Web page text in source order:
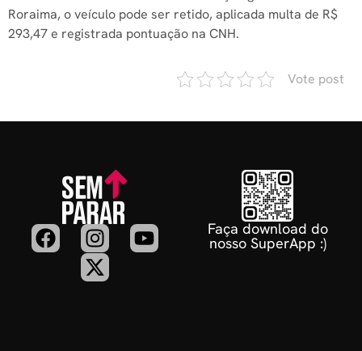
Roraima, o veículo pode ser retido, aplicada multa de R$
293,47 e registrada pontuação na CNH.
Vote post
Faça download do
nosso SuperApp :)